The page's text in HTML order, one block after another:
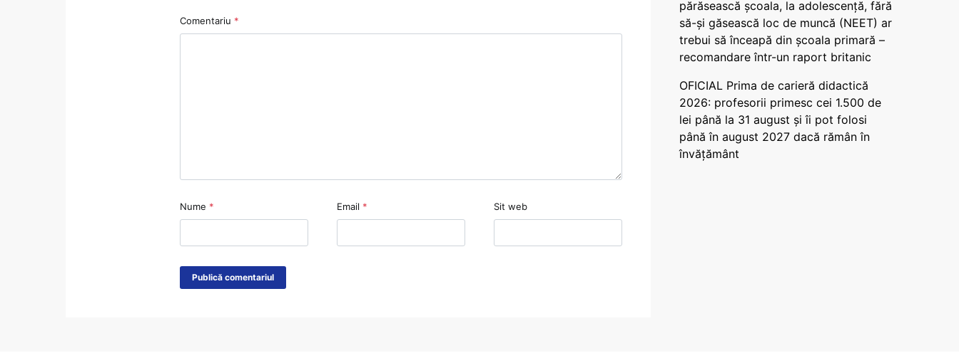
Comentariu *
Nume * Email * Sit web
părăsească școala, la adolescență, fără
să-și găsească loc de muncă (NEET) ar
trebui să înceapă din școala primară –
recomandare într-un raport britanic
OFICIAL Prima de carieră didactică
2026: profesorii primesc cei 1.500 de
lei până la 31 august și îi pot folosi
până în august 2027 dacă rămân în
învățământ